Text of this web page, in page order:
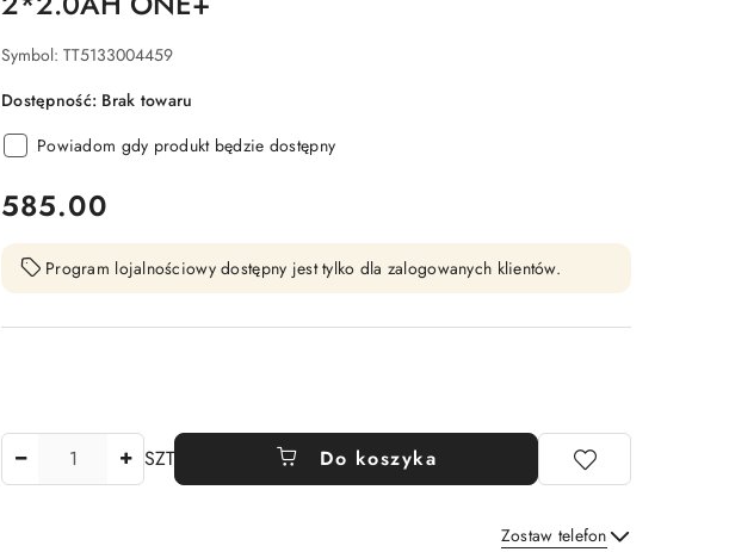
Symbol: TT5133004459
Dostępność: Brak towaru
Powiadom gdy produkt będzie dostępny
cena:
585.00
Program lojalnościowy dostępny jest tylko dla zalogowanych klientów.
SZT Do koszyka
Zostaw telefon